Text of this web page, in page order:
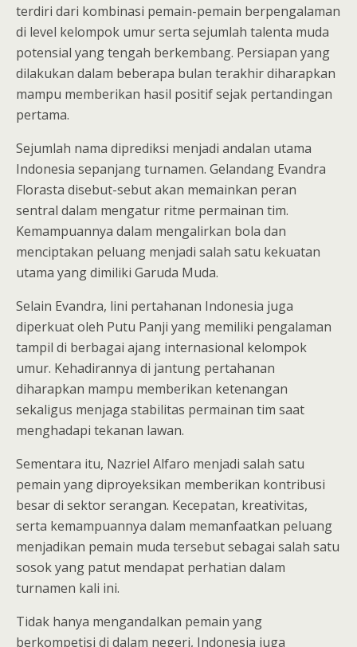
terdiri dari kombinasi pemain-pemain berpengalaman
di level kelompok umur serta sejumlah talenta muda
potensial yang tengah berkembang. Persiapan yang
dilakukan dalam beberapa bulan terakhir diharapkan
mampu memberikan hasil positif sejak pertandingan
pertama.
Sejumlah nama diprediksi menjadi andalan utama
Indonesia sepanjang turnamen. Gelandang Evandra
Florasta disebut-sebut akan memainkan peran
sentral dalam mengatur ritme permainan tim.
Kemampuannya dalam mengalirkan bola dan
menciptakan peluang menjadi salah satu kekuatan
utama yang dimiliki Garuda Muda.
Selain Evandra, lini pertahanan Indonesia juga
diperkuat oleh Putu Panji yang memiliki pengalaman
tampil di berbagai ajang internasional kelompok
umur. Kehadirannya di jantung pertahanan
diharapkan mampu memberikan ketenangan
sekaligus menjaga stabilitas permainan tim saat
menghadapi tekanan lawan.
Sementara itu, Nazriel Alfaro menjadi salah satu
pemain yang diproyeksikan memberikan kontribusi
besar di sektor serangan. Kecepatan, kreativitas,
serta kemampuannya dalam memanfaatkan peluang
menjadikan pemain muda tersebut sebagai salah satu
sosok yang patut mendapat perhatian dalam
turnamen kali ini.
Tidak hanya mengandalkan pemain yang
berkompetisi di dalam negeri, Indonesia juga